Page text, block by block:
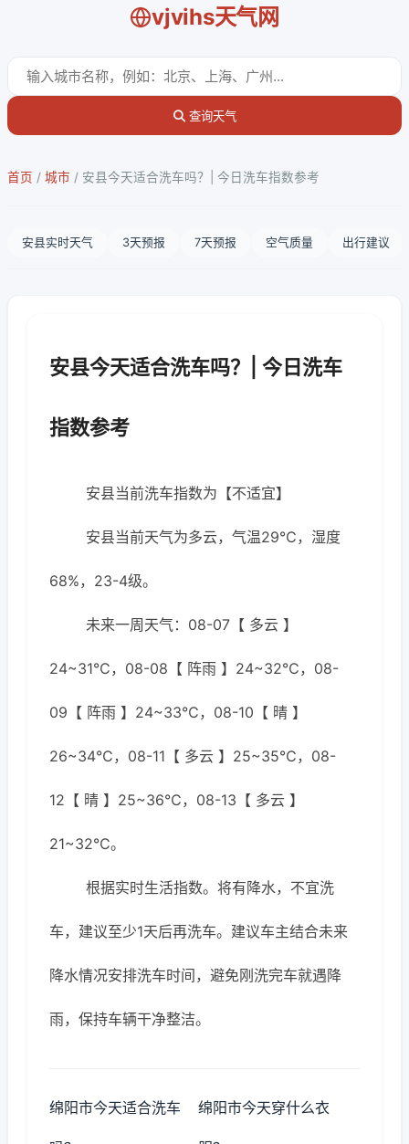
vjvihs天气网
查询天气
首页 / 城市 / 安县今天适合洗车吗？| 今日洗车指数参考
安县实时天气 3天预报 7天预报 空气质量 出行建议
安县今天适合洗车吗？| 今日洗车
指数参考
安县当前洗车指数为【不适宜】
安县当前天气为多云，气温29℃，湿度
68%，23-4级。
未来一周天气：08-07【 多云 】
24~31℃，08-08【 阵雨 】24~32℃，08-
09【 阵雨 】24~33℃，08-10【 晴 】
26~34℃，08-11【 多云 】25~35℃，08-
12【 晴 】25~36℃，08-13【 多云 】
21~32℃。
根据实时生活指数。将有降水，不宜洗
车，建议至少1天后再洗车。建议车主结合未来
降水情况安排洗车时间，避免刚洗完车就遇降
雨，保持车辆干净整洁。
绵阳市今天适合洗车 绵阳市今天穿什么衣